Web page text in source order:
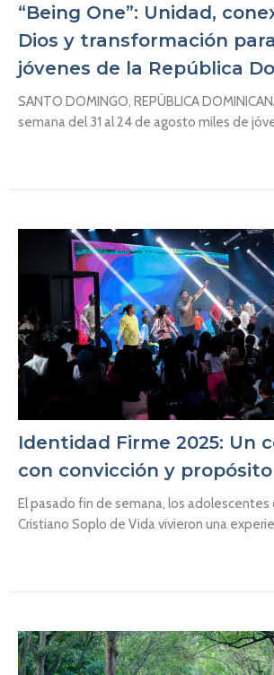
“Being One”: Unidad,
Dios y transformación
jóvenes de la República
SANTO DOMINGO, REPÚBLICA
semana del 31 al 24 de agosto miles de
Identidad Firme 2025: Un
con convicción y propósito
El pasado fin de semana, los adolescentes
Cristiano Soplo de Vida vivieron una